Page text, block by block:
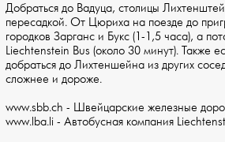
Добраться до Вадуца, столицы
пересадкой. От Цюриха на поезде до
городков Зарганс и Букс (1-1,5 часа), а
Liechtenstein Bus (около 30 минут). Также
добраться до Лихтеншейна из других
сложнее и дороже.
www.sbb.ch - Швейцарские железные
www.lba.li - Автобусная компания